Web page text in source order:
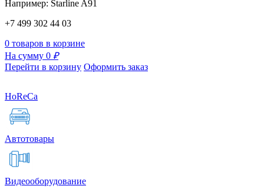
Например: Starline A91
+7 499 302 44 03
0 товаров в корзине
На сумму 0 ₽
Перейти в корзину Оформить заказ
HoReCa
Автотовары
Видеооборудование